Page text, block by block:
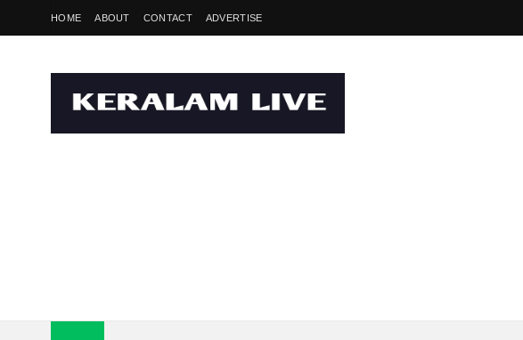
HOME ABOUT CONTACT ADVERTISE